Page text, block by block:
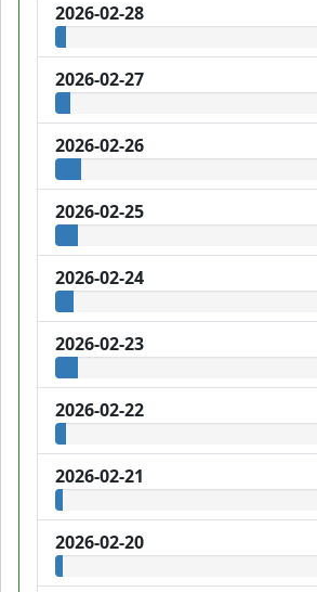
2026-02-28
2026-02-27
2026-02-26
2026-02-25
2026-02-24
2026-02-23
2026-02-22
2026-02-21
2026-02-20